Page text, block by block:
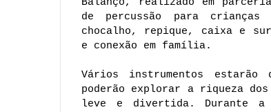
Balanço, realizado em
de percussão para crianças
chocalho, repique, caixa e
e conexão em família.
Vários instrumentos estarão
poderão explorar a riqueza
leve e divertida. Durante